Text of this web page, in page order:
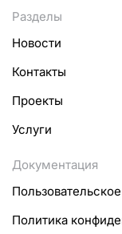
Разделы
Новости
Контакты
Проекты
Услуги
Документация
Политика